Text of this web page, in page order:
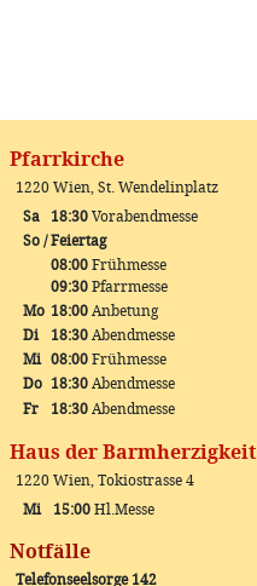
Pfarrkirche
1220 Wien, St. Wendelinplatz
Sa
18:30 Vorabendmesse
So / Feiertag
08:00 Frühmesse
09:30 Pfarrmesse
Mo 18:00 Anbetung
Di
18:30 Abendmesse
Mi 08:00 Frühmesse
Do 18:30 Abendmesse
Fr
18:30 Abendmesse
Haus der Barmherzigkeit
1220 Wien, Tokiostrasse 4
Mi
15:00 Hl.Messe
Notfälle
Telefonseelsorge 142